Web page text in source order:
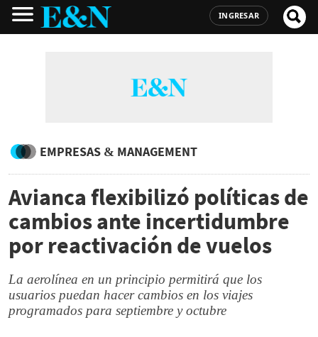
INGRESAR
EMPRESAS & MANAGEMENT
Avianca flexibilizó políticas de
cambios ante incertidumbre
por reactivación de vuelos
La aerolínea en un principio permitirá que los
usuarios puedan hacer cambios en los viajes
programados para septiembre y octubre